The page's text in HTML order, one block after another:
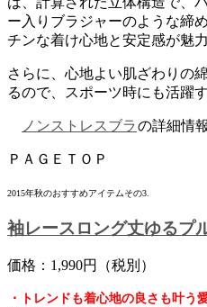
ー入りブラジャーのような締
チンな着け心地と安定感が魅力
さらに、心地よい肌ざわりの
るので、スポーツ時にも活躍
ノンストレスブラの詳細情
ＰＡＧＥＴＯＰ
2015年秋のおすすめアイテムその3.
袖レースロング丈ゆるプ
価格：1,990円（税別）
・トレンドも着心地の良さも叶う